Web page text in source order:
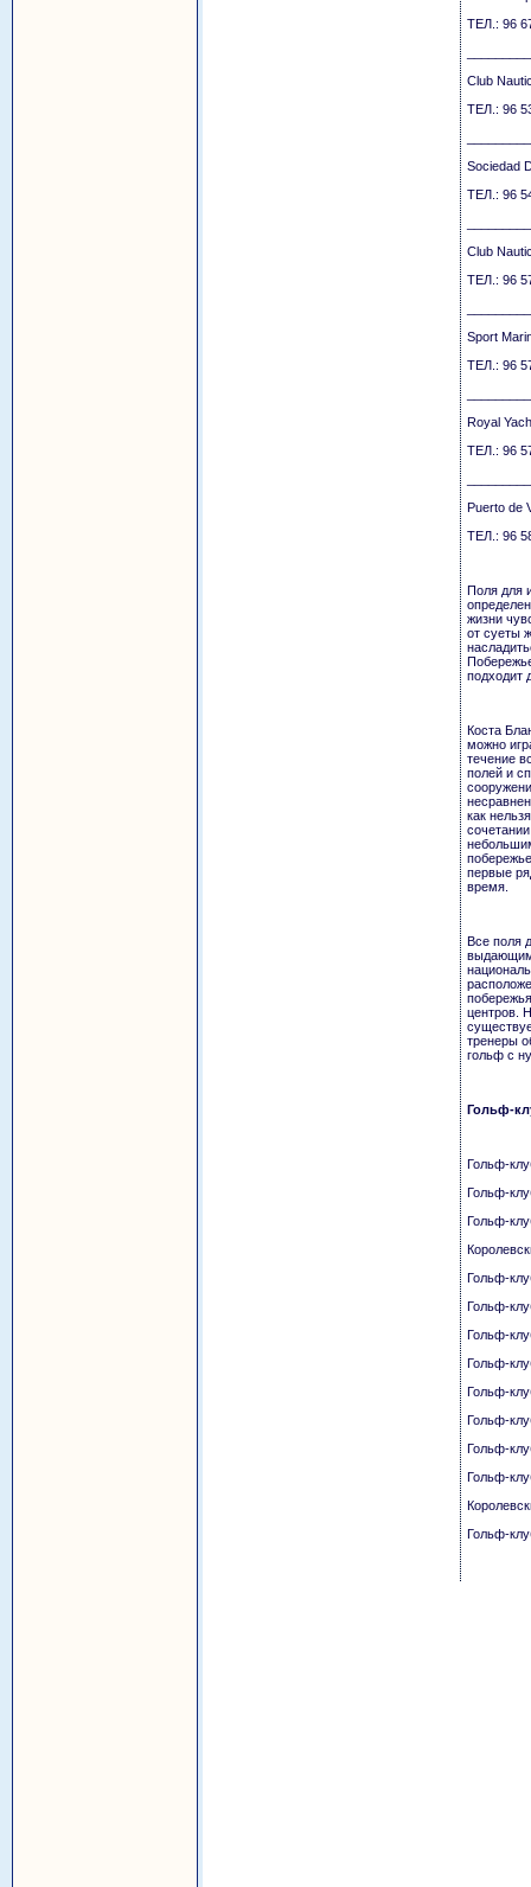
ТЕЛ.: 96
Club
ТЕЛ.: 96
Sociedad
ТЕЛ.: 96
Club
ТЕЛ.: 96
Sport
ТЕЛ.: 96
Royal
ТЕЛ.: 96
Puerto de
ТЕЛ.: 96
Поля для
жизни
от суеты
подходит
Коста
можно
течение
полей и
как
первые
время.
Все поля
центров.
тренеры
гольф с
Гольф-
Гольф-
Гольф-
Гольф-
Гольф-
Гольф-
Гольф-
Гольф-
Гольф-
Гольф-
Гольф-
Гольф-
Гольф-